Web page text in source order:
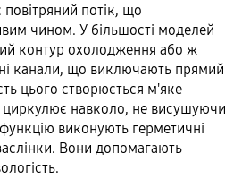
повітряний потік, що
чином. У більшості моделей
контур охолодження або ж
канали, що виключають прямий
цього створюється м'яке
циркулює навколо, не висушуючи
виконують герметичні
Вони допомагають